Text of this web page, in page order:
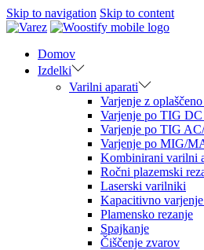
Skip to navigation Skip to content
Domov
Izdelki
Varilni aparati
Varjenje z
Varjenje po TIG DC
Varjenje po TIG
Varjenje po MIG/
Kombinirani varilni
Ročni plazemski
Laserski varilniki
Kapacitivno
Plamensko rezanje
Spajkanje
Čiščenje zvarov